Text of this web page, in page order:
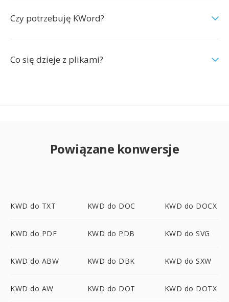
Czy potrzebuję KWord?
Co się dzieje z plikami?
Powiązane konwersje
KWD do TXT KWD do DOC KWD do DOCX
KWD do PDF KWD do PDB KWD do SVG
KWD do ABW KWD do DBK KWD do SXW
KWD do AW KWD do DOT KWD do DOTX